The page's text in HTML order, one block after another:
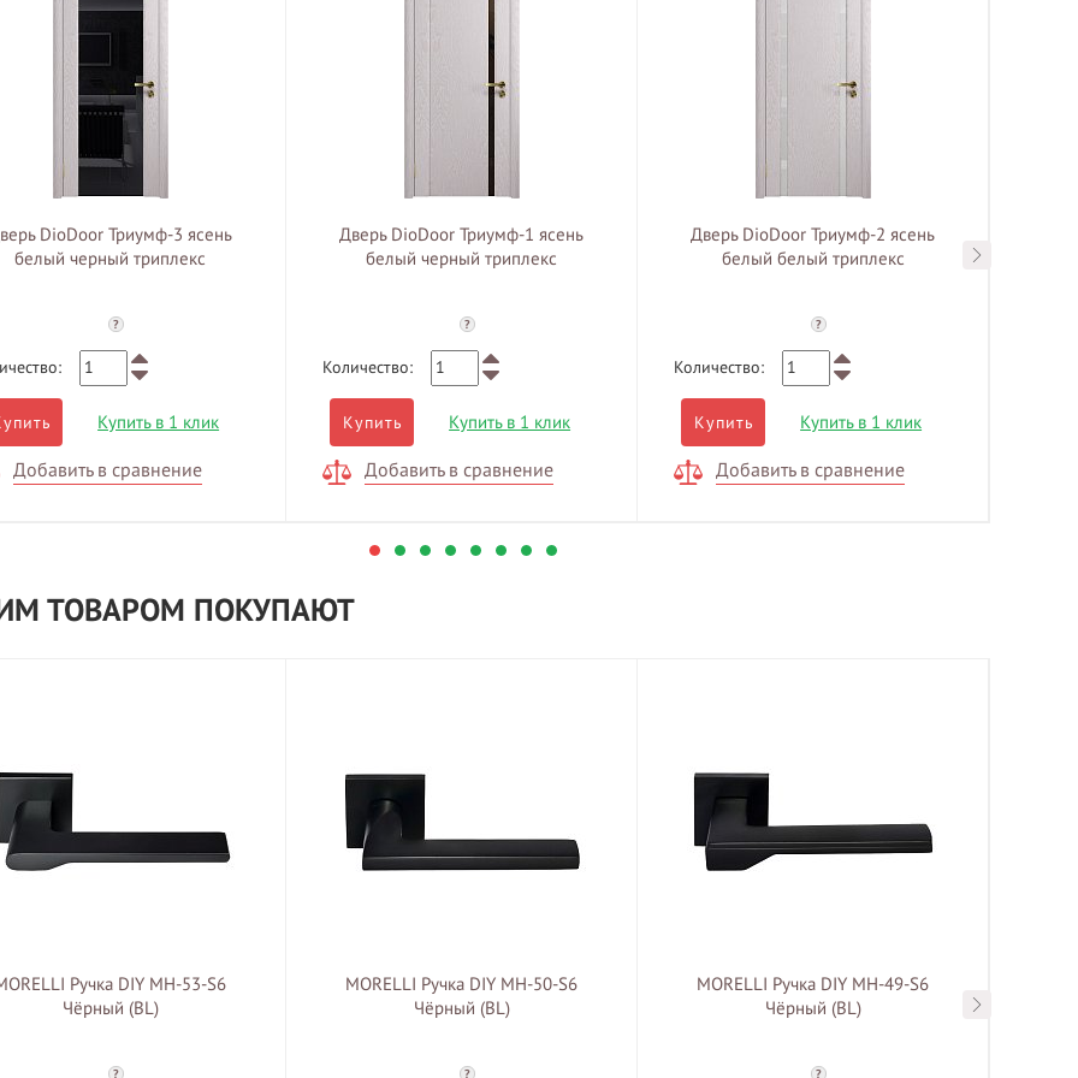
DioDoor Триумф-3 ясень
белый черный триплекс
?
Купить в 1 клик
Добавить в сравнение
Дверь DioDoor Триумф-1 ясень
белый черный триплекс
?
Количество:
Купить Купить в 1 клик
Добавить в сравнение
Дверь DioDoor Триумф-2 ясень
белый белый триплекс
?
Количество:
Купить Купить в 1 клик
Добавить в сравнение
ТОВАРОМ ПОКУПАЮТ
Ручка DIY MH-53-S6
Чёрный (BL)
?
MORELLI Ручка DIY MH-50-S6
Чёрный (BL)
?
MORELLI Ручка DIY MH-49-S6
Чёрный (BL)
?